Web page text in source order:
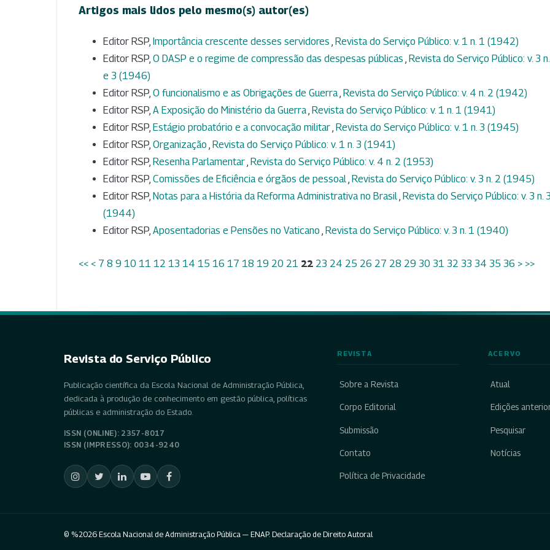
Artigos mais lidos pelo mesmo(s) autor(es)
Editor RSP, Importância crescente desses servidores , Revista do Serviço Público: v. 1 n. 1 (1942)
Editor RSP, O DASP e o regime de compressão das despesas públicas , Revista do Serviço Público: v. 3
e 3 (1946)
Editor RSP, O funcionalismo e as Obrigações de Guerra, Revista do Serviço Público: v. 4 n. 2 (1942)
Editor RSP, A Exposição do Ministério da Guerra, Revista do Serviço Público: v. 1 n. 1 (1941)
Editor RSP, Estágio probatório e a convocação militar, Revista do Serviço Público: v. 1 n. 3 (1945)
Editor RSP, Organização , Revista do Serviço Público: v. 1 n. 3 (1941)
Editor RSP, Resenha Parlamentar, Revista do Serviço Público: v. 4 n. 2 (1953)
Editor RSP, Comissões de Eficiência e órgãos de pessoal, Revista do Serviço Público: v. 3 n. 2 (1945)
Editor RSP, Notas para a História da Reforma Administrativa no Brasil, Revista do Serviço Público: v. 3 n.
(1944)
Editor RSP, Aposentadorias e Pensões no Vaticano , Revista do Serviço Público: v. 3 n. 1 (1940)
<< < 7 8 9 10 11 12 13 14 15 16 17 18 19 20 21 22 23 24 25 26 27 28 29 30 31 32 33 34 35 36 > >>
Revista do Serviço Público
Publicação científica da Escola Nacional de Administração Pública,
dedicada à produção de conhecimento em gestão pública, políticas
públicas e administração do Estado.
ISSN (ONLINE): 2357-8017
ISSN (IMPRESSO): 0034-9240
REVISTA
Sobre a Revista
Corpo Editorial
Submissão
Contato
Política de Privacidade
ACERVO
Atual
Edições
Pesquisar
Notícias
© %2026 Escola Nacional de Administração Pública — ENAP. Declaração de Direito Autoral